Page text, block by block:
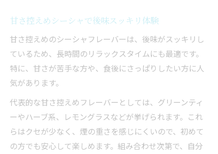
甘さ控えめシーシャで後味スッキリ体験
甘さ控えめのシーシャフレーバーは、後味がスッキリし
ているため、長時間のリラックスタイムにも最適です。
特に、甘さが苦手な方や、食後にさっぱりしたい方に人
気があります。
代表的な甘さ控えめフレーバーとしては、グリーンティ
ーやハーブ系、レモングラスなどが挙げられます。これ
らはクセが少なく、煙の重さを感じにくいので、初めて
の方でも安心して楽しめます。組み合わせ次第で、自分